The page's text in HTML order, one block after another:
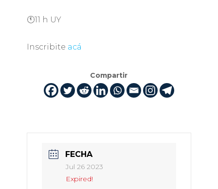
🕚11 h UY
Inscribite acá
Compartir
FECHA
Jul 26 2023
Expired!